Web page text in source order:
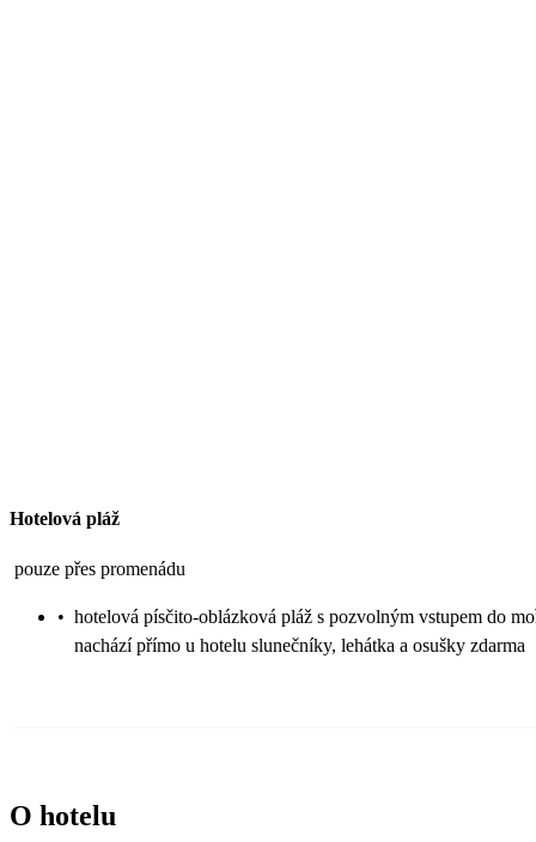
Hotelová pláž
pouze přes promenádu
• hotelová písčito-oblázková pláž s pozvolným vstupem do
nachází přímo u hotelu slunečníky, lehátka a osušky zdarma
O hotelu